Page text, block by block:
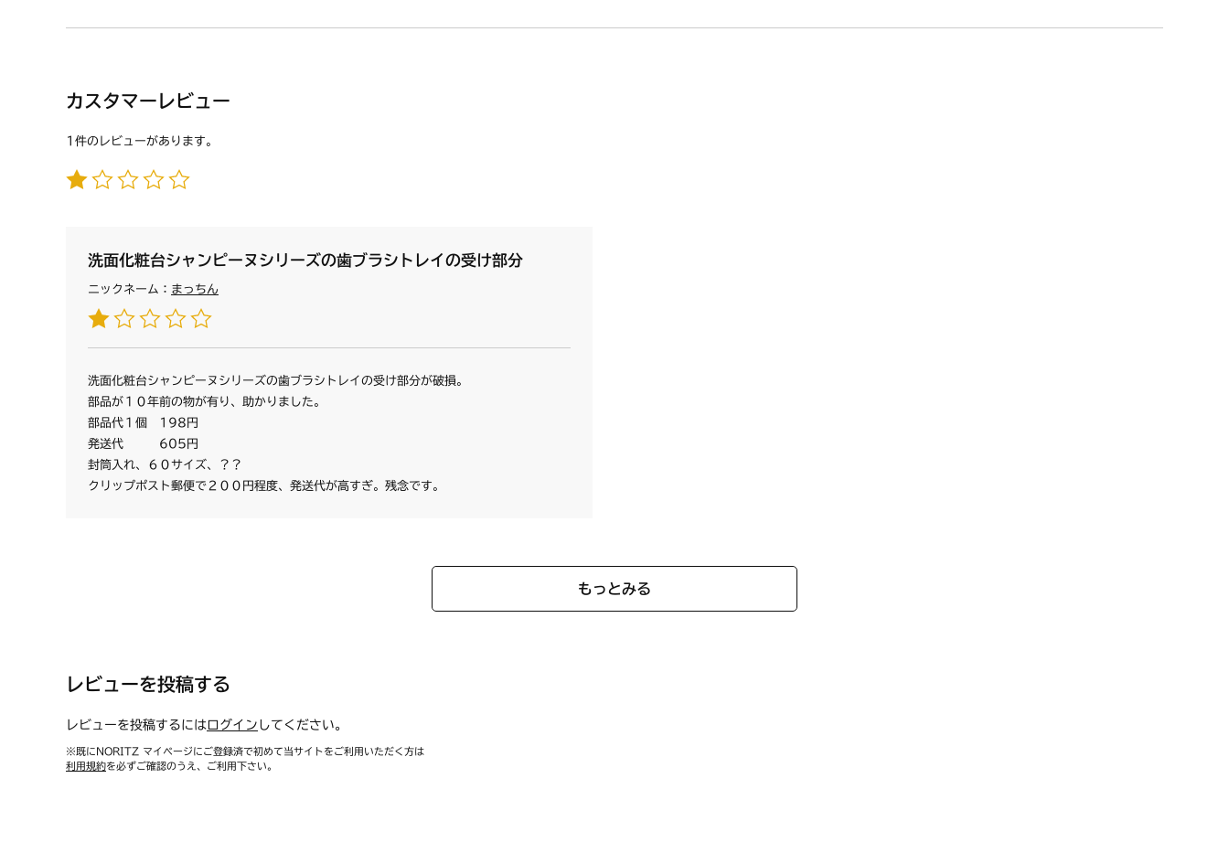
カスタマーレビュー
1件のレビューがあります。
洗面化粧台シャンピーヌシリーズの歯ブラシトレイの受け部分
ニックネーム： まっちん
洗面化粧台シャンピーヌシリーズの歯ブラシトレイの受け部分が破損。
部品が１０年前の物が有り、助かりました。
部品代１個 198円
発送代 605円
封筒入れ、６０サイズ、？？
クリップポスト郵便で２００円程度、発送代が高すぎ。残念です。
もっとみる
レビューを投稿する
レビューを投稿するにはログイン してください。
※既にNORITZ マイページにご登録済で初めて当サイトをご利用いただく方は
利用規約を必ずご確認のうえ、ご利用下さい。